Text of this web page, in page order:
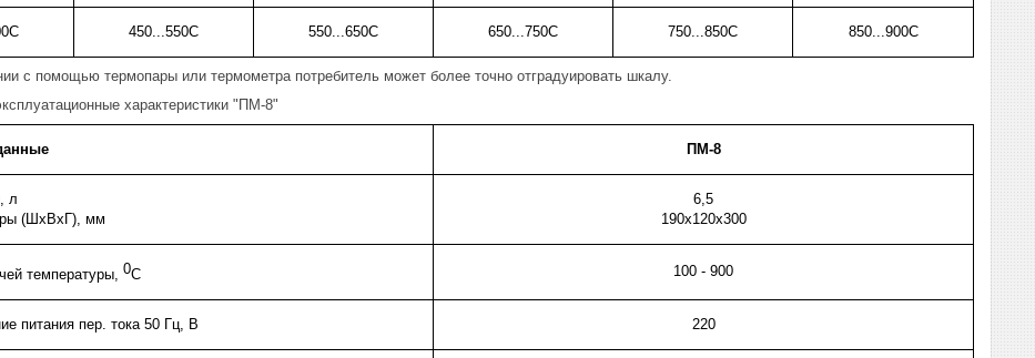
450...550С 550...650С 650...750С 750...850С 850...900С
с помощью термопары или термометра потребитель может более точно отградуировать шкалу.
характеристики "ПМ-8"
ПМ-8
л
(ШхВхГ), мм
6,5
190х120х300
температуры, 0С 100 - 900
питания пер. тока 50 Гц, В 220